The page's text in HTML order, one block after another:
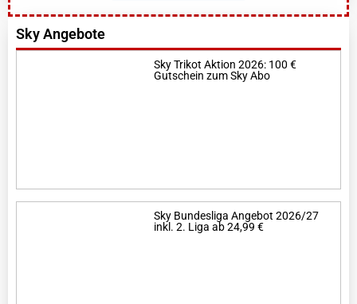
Sky Angebote
Sky Trikot Aktion 2026: 100 €
Gutschein zum Sky Abo
Sky Bundesliga Angebot 2026/27
inkl. 2. Liga ab 24,99 €